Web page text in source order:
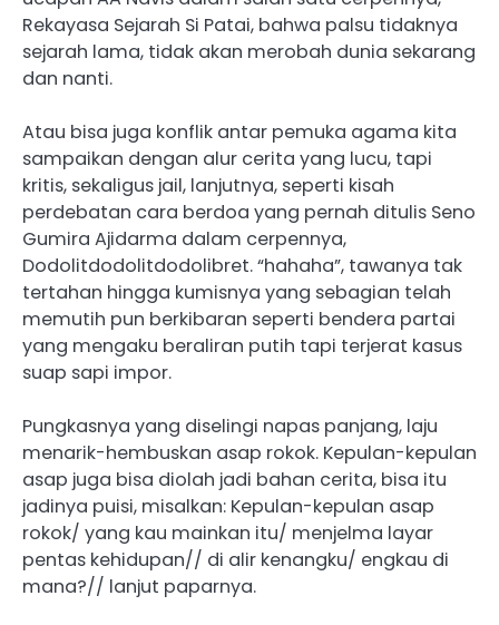
Rekayasa Sejarah Si Patai, bahwa palsu tidaknya
sejarah lama, tidak akan merobah dunia sekarang
dan nanti.
Atau bisa juga konflik antar pemuka agama kita
sampaikan dengan alur cerita yang lucu, tapi
kritis, sekaligus jail, lanjutnya, seperti kisah
perdebatan cara berdoa yang pernah ditulis Seno
Gumira Ajidarma dalam cerpennya,
Dodolitdodolitdodolibret. “hahaha”, tawanya tak
tertahan hingga kumisnya yang sebagian telah
memutih pun berkibaran seperti bendera partai
yang mengaku beraliran putih tapi terjerat kasus
suap sapi impor.
Pungkasnya yang diselingi napas panjang, laju
menarik-hembuskan asap rokok. Kepulan-kepulan
asap juga bisa diolah jadi bahan cerita, bisa itu
jadinya puisi, misalkan: Kepulan-kepulan asap
rokok/ yang kau mainkan itu/ menjelma layar
pentas kehidupan// di alir kenangku/ engkau di
mana?// lanjut paparnya.